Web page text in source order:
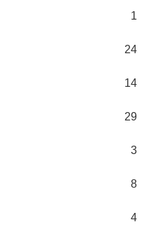
1
24
14
29
3
8
4